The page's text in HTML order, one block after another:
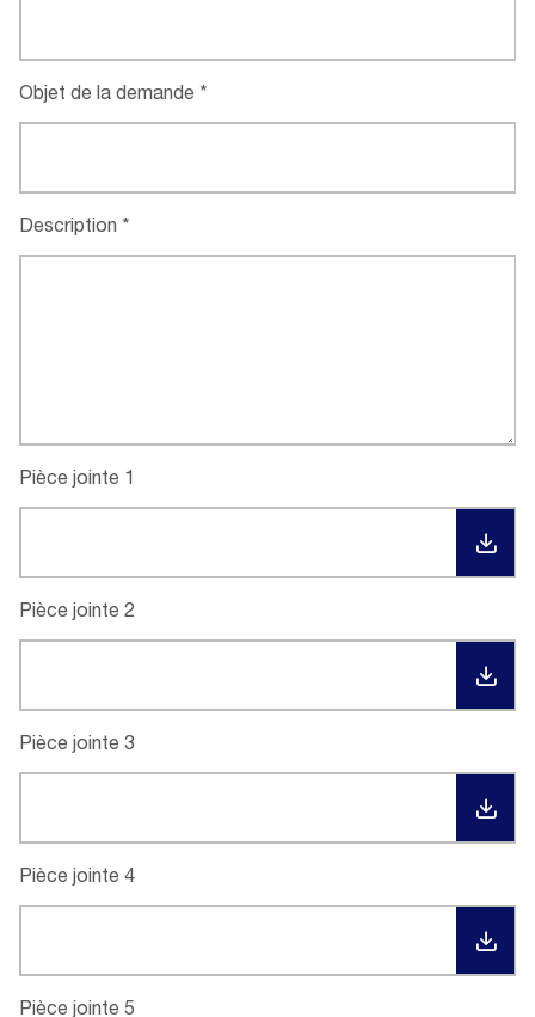
Objet de la demande
Description
Pièce jointe 1
Pièce jointe 2
Pièce jointe 3
Pièce jointe 4
Pièce jointe 5